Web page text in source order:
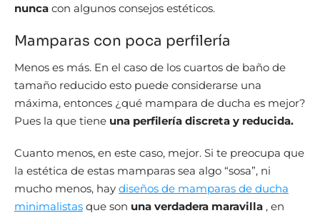
nunca con algunos consejos estéticos.
Mamparas con poca perfilería
Menos es más. En el caso de los cuartos de baño de
tamaño reducido esto puede considerarse una
máxima, entonces ¿qué mampara de ducha es mejor?
Pues la que tiene una perfilería discreta y reducida.
Cuanto menos, en este caso, mejor. Si te preocupa que
la estética de estas mamparas sea algo “sosa”, ni
mucho menos, hay diseños de mamparas de ducha
minimalistas que son una verdadera maravilla , en